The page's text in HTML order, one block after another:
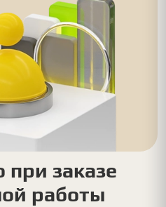
при заказе
работы